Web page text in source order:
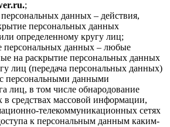
;
данных – действия,
персональных данных
определенному кругу лиц;
персональных данных – любые
на раскрытие персональных данных
лиц (передача персональных данных)
персональными данными
лиц, в том числе обнародование
средствах массовой информации,
телекоммуникационных сетях
к персональным данным каким-